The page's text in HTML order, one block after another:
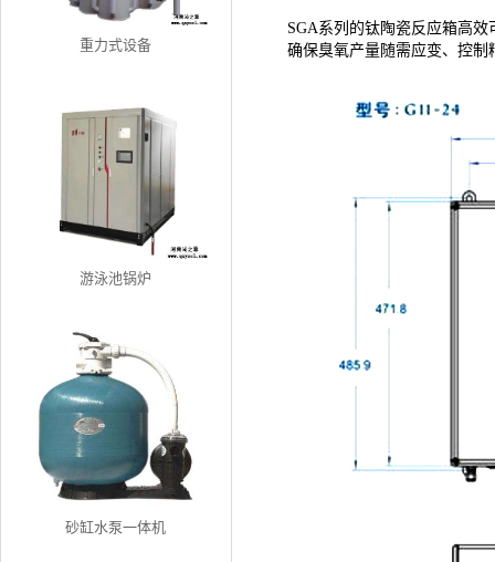
重力式设备
游泳池锅炉
砂缸水泵一体机
SGA系列的钛陶瓷反应箱高
确保臭氧产量随需应变、控制